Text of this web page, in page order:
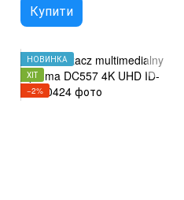
Купити
НОВИНКА
ХІТ
−2%